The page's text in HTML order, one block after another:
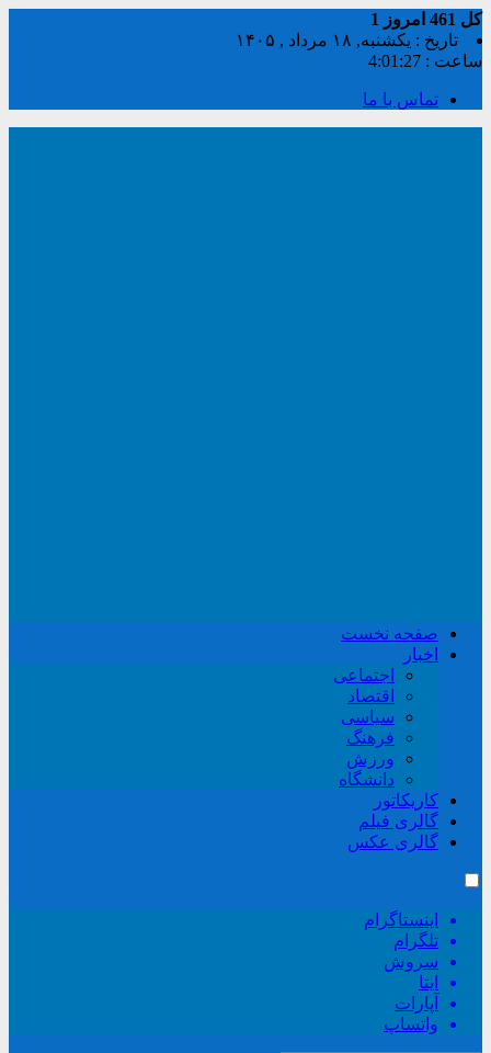
کل امروز
1
تاریخ : یکشنبه, ۱۸ مرداد , ۱۴۰۵
ساعت : 4:01:28
تماس با ما
صفحه نخست
اخبار
اجتماعی
اقتصاد
سیاسی
فرهنگ
ورزش
دانشگاه
کاریکاتور
گالری فیلم
گالری عکس
اینستاگرام
تلگرام
سروش
ایتا
آپارات
واتساپ